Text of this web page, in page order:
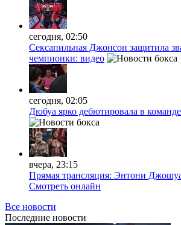
сегодня, 02:50
Сексапильная Джонсон защитила
чемпионки: видео
сегодня, 02:05
Дюбуа ярко дебютировала в
вчера, 23:15
Прямая трансляция: Энтони
Смотреть онлайн
Все новости
Последние новости